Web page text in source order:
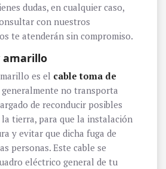
dudas, en cualquier caso,
con nuestros
te atenderán sin compromiso.
amarillo
es el cable toma de
generalmente no transporta
de reconducir posibles
tierra, para que la instalación
y evitar que dicha fuga de
personas. Este cable se
eléctrico general de tu